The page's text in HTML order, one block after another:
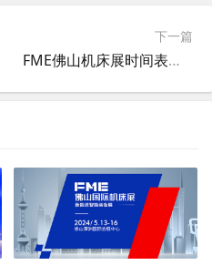
下一篇
FME佛山机床展时间表、地址及门票